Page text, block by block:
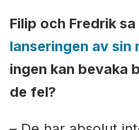
Filip och Fredrik
lanseringen av sin
ingen kan bevaka
de fel?